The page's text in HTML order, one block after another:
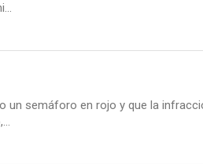
un semáforo en rojo y que la